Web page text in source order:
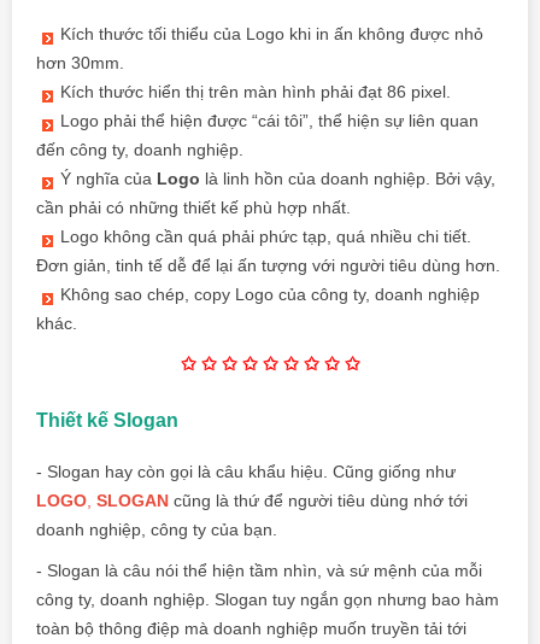
Kích thước tối thiểu của Logo khi in ấn không được nhỏ
hơn 30mm.
Kích thước hiển thị trên màn hình phải đạt 86 pixel.
Logo phải thể hiện được “cái tôi”, thể hiện sự liên quan
đến công ty, doanh nghiệp.
Ý nghĩa của Logo là linh hồn của doanh nghiệp. Bởi vậy,
cần phải có những thiết kế phù hợp nhất.
Logo không cần quá phải phức tạp, quá nhiều chi tiết.
Đơn giản, tinh tế dễ để lại ấn tượng với người tiêu dùng hơn.
Không sao chép, copy Logo của công ty, doanh nghiệp
khác.
✩ ✩ ✩ ✩ ✩ ✩ ✩ ✩ ✩
Thiết kế Slogan
- Slogan hay còn gọi là câu khẩu hiệu. Cũng giống như
LOGO SLOGAN cũng là thứ để người tiêu dùng nhớ tới
doanh nghiệp, công ty của bạn.
- Slogan là câu nói thể hiện tầm nhìn, và sứ mệnh của mỗi
công ty, doanh nghiệp. Slogan tuy ngắn gọn nhưng bao hàm
toàn bộ thông điệp mà doanh nghiệp muốn truyền tải tới